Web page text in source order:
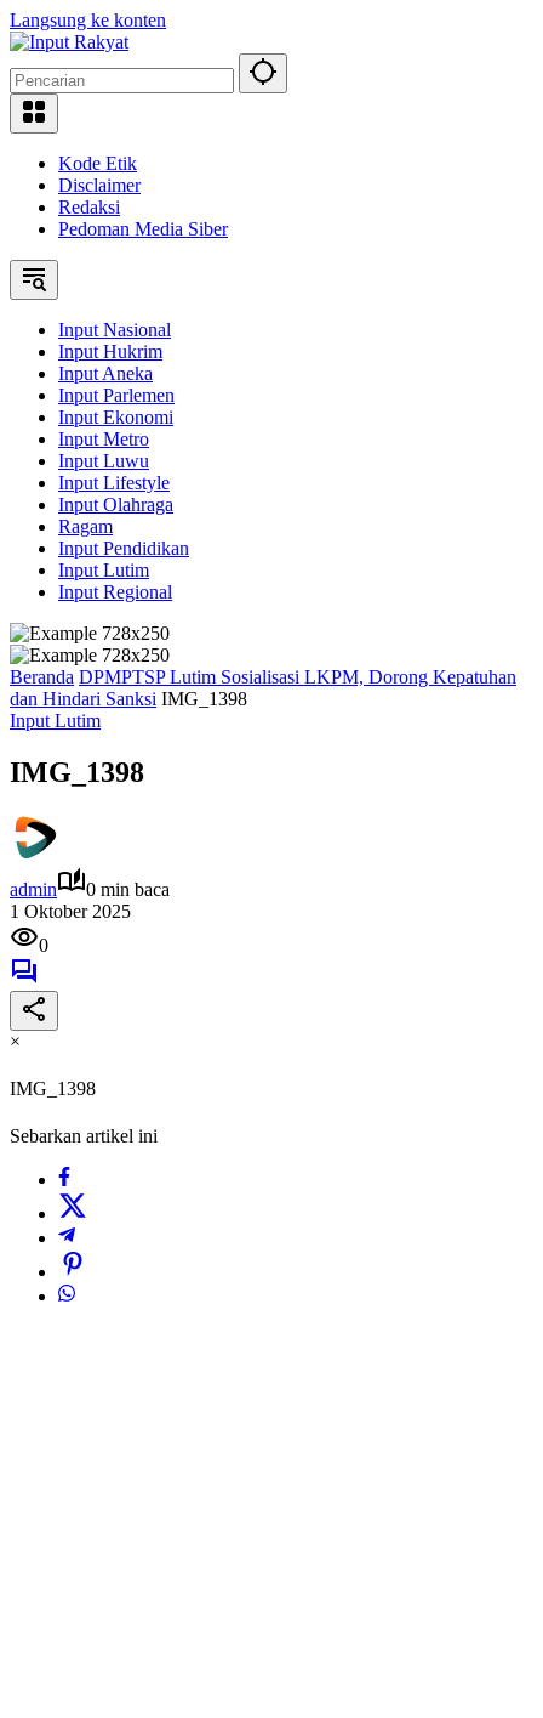
Langsung ke konten
Kode Etik
Disclaimer
Redaksi
Pedoman Media Siber
Input Nasional
Input Hukrim
Input Aneka
Input Parlemen
Input Ekonomi
Input Metro
Input Luwu
Input Lifestyle
Input Olahraga
Ragam
Input Pendidikan
Input Lutim
Input Regional
Beranda DPMPTSP Lutim Sosialisasi LKPM, Dorong Kepatuhan
dan Hindari Sanksi IMG_1398
Input Lutim
IMG_1398
admin
0 min baca
1 Oktober 2025
0
×
IMG_1398
Sebarkan artikel ini